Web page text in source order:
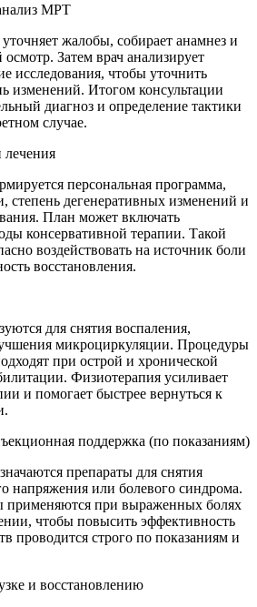
МРТ
жалобы, собирает анамнез и
Затем врач анализирует
исследования, чтобы уточнить
изменений. Итогом консультации
диагноз и определение тактики
случае.
персональная программа,
степень дегенеративных изменений и
План может включать
консервативной терапии. Такой
воздействовать на источник боли
восстановления.
для снятия воспаления,
микроциркуляции. Процедуры
при острой и хронической
Физиотерапия усиливает
и помогает быстрее вернуться к
поддержка (по показаниям)
препараты для снятия
напряжения или болевого синдрома.
при выраженных болях
чтобы повысить эффективность
проводится строго по показаниям и
и восстановлению